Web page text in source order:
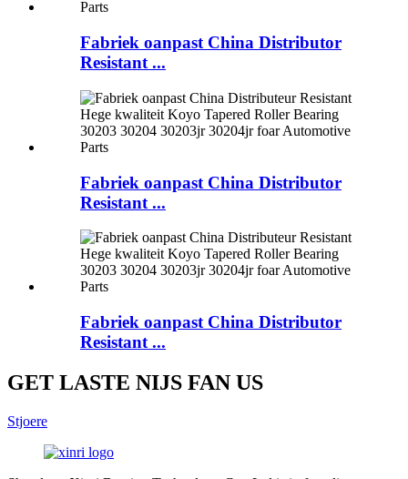
Fabriek oanpast China Distributor
Resistant ...
Fabriek oanpast China Distributor
Resistant ...
Fabriek oanpast China Distributor
Resistant ...
GET LASTE NIJS FAN US
Stjoere